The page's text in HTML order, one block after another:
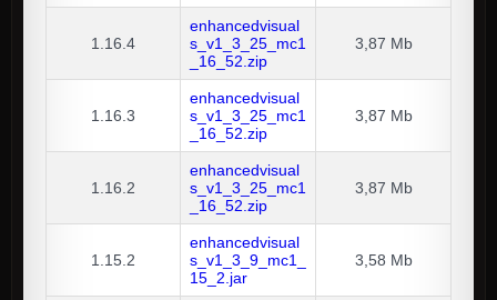
1.16.4
enhancedvisual
s_v1_3_25_mc1
_16_52.zip
3,87 Mb
1.16.3
enhancedvisual
s_v1_3_25_mc1
_16_52.zip
3,87 Mb
1.16.2
enhancedvisual
s_v1_3_25_mc1
_16_52.zip
3,87 Mb
1.15.2
enhancedvisual
s_v1_3_9_mc1_
15_2.jar
3,58 Mb